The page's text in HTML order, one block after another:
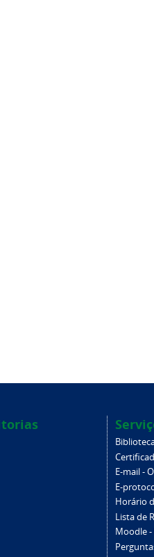
E-mail -
E-
Horário
Lista de
Moodle